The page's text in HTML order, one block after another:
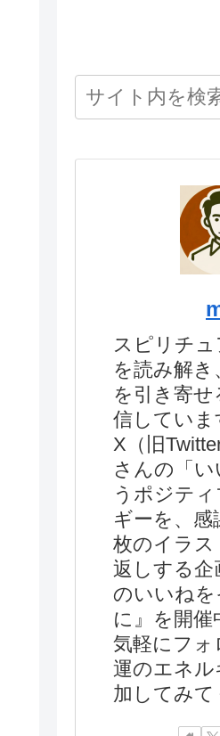
スピリチ
を読み解き
を引き寄
信していま
X（旧
さんの「
うポジテ
ギーを、感
枚のイラ
返しする企
のいいねを
に』を開催
気軽にフォ
運のエネル
加してみて